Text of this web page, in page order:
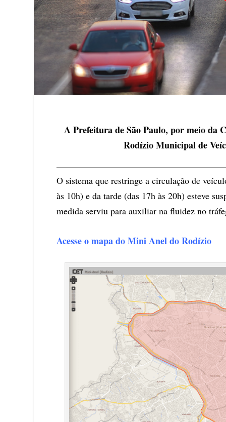
A Prefeitura de São Paulo, por meio da
Rodízio Municipal de
O sistema que restringe a circulação de
às 10h) e da tarde (das 17h às 20h) esteve
medida serviu para auxiliar na fluidez no
Acesse o mapa do Mini Anel do Rodízio